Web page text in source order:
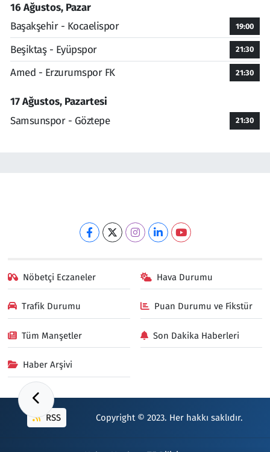
16 Ağustos, Pazar
Başakşehir - Kocaelispor
19:00
Beşiktaş - Eyüpspor 21:30
Amed - Erzurumspor FK 21:30
17 Ağustos, Pazartesi
Samsunspor - Göztepe
21:30
Nöbetçi Eczaneler Hava Durumu
Trafik Durumu Puan Durumu ve Fikstür
Tüm Manşetler Son Dakika Haberleri
Haber Arşivi
RSS Copyright © 2023. Her hakkı saklıdır.